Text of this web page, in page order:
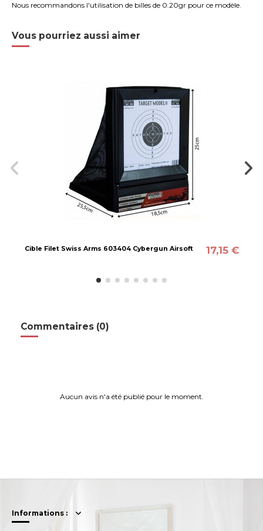
Nous recommandons l'utilisation de billes de 0.20gr pour ce modèle.
Vous pourriez aussi aimer
Cible Filet Swiss Arms 603404 Cybergun Airsoft 17,15 €
Commentaires (0)
Aucun avis n'a été publié pour le moment.
Informations :